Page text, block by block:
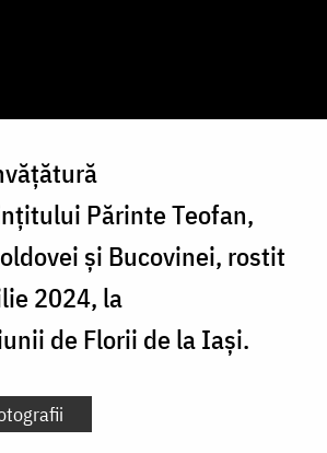
Părinte Teofan,
și Bucovinei, rostit
2024, la
de Florii de la Iași.